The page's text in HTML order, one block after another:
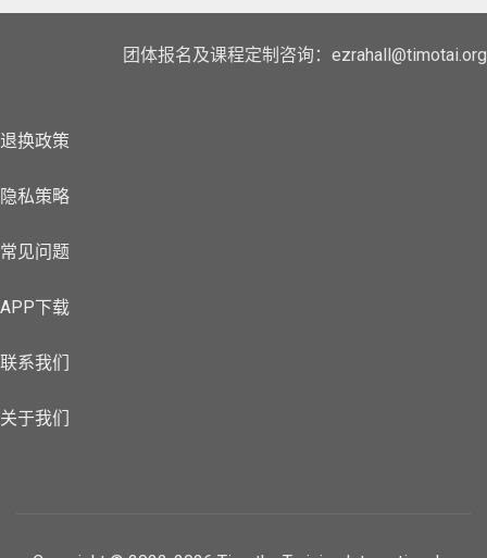
团体报名及课程定制咨询：ezrahall@timotai.org
退换政策
隐私策略
常见问题
APP下载
联系我们
关于我们